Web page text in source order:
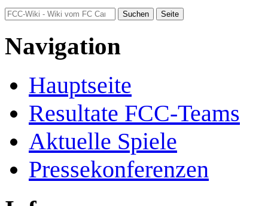
Navigation
Hauptseite
Resultate FCC-Teams
Aktuelle Spiele
Pressekonferenzen